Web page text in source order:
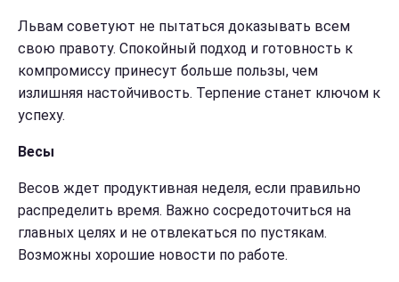
Львам советуют не пытаться доказывать всем
свою правоту. Спокойный подход и готовность к
компромиссу принесут больше пользы, чем
излишняя настойчивость. Терпение станет ключом к
успеху.
Весы
Весов ждет продуктивная неделя, если правильно
распределить время. Важно сосредоточиться на
главных целях и не отвлекаться по пустякам.
Возможны хорошие новости по работе.